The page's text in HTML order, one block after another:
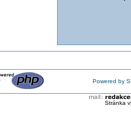
Powered by
Stránka